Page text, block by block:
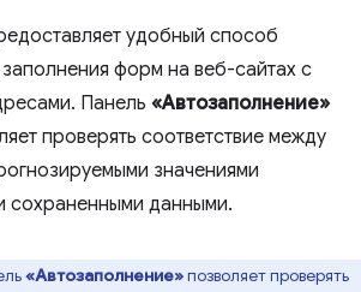
удобный способ
форм на веб-сайтах с
Панель «Автозаполнение»
проверять соответствие между
значениями
сохраненными данными.
«Автозаполнение»позволяет проверять